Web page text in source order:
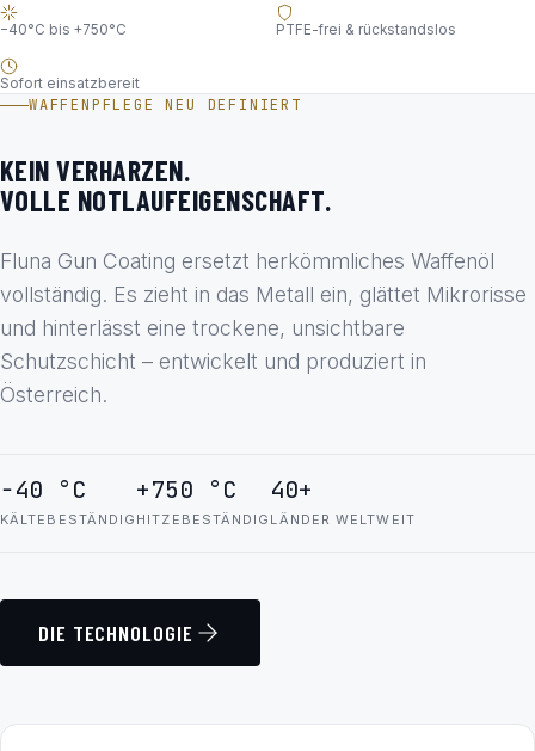
−40°C bis +750°C PTFE-frei & rückstandslos
Sofort einsatzbereit
WAFFENPFLEGE NEU DEFINIERT
KEIN VERHARZEN.
VOLLE NOTLAUFEIGENSCHAFT.
Fluna Gun Coating ersetzt herkömmliches Waffenöl
vollständig. Es zieht in das Metall ein, glättet Mikrorisse
und hinterlässt eine trockene, unsichtbare
Schutzschicht – entwickelt und produziert in
Österreich.
−40 °C
KÄLTEBESTÄNDIG
+750 °C
HITZEBESTÄNDIG
40+
LÄNDER WELTWEIT
DIE TECHNOLOGIE